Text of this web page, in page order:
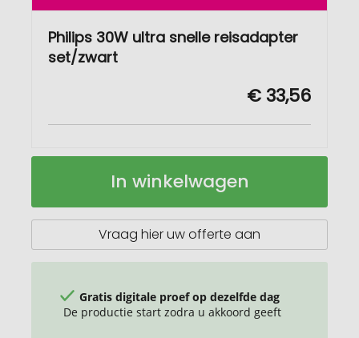
Philips 30W ultra snelle reisadapter
set/zwart
€ 33,56
Philips
snelle
Op
In winkelwagen
Vraag hier uw offerte aan
Gratis digitale proef op dezelfde dag
De productie start zodra u akkoord geeft